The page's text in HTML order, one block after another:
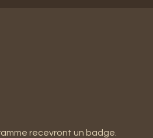
recevront un badge.